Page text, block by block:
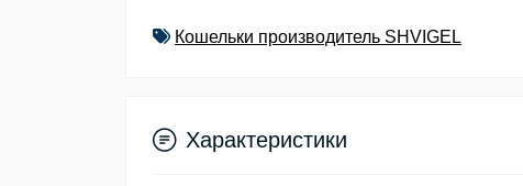
Кошельки производитель SHVIGEL
Характеристики